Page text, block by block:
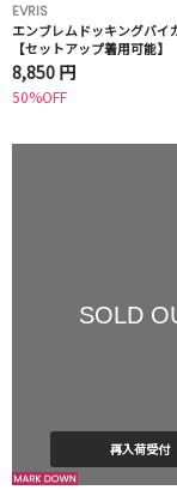
EVRIS
エンブレムドッキングバイ
【セットアップ着用可能】
8,850 円
50%OFF
SOLD
再入荷受付